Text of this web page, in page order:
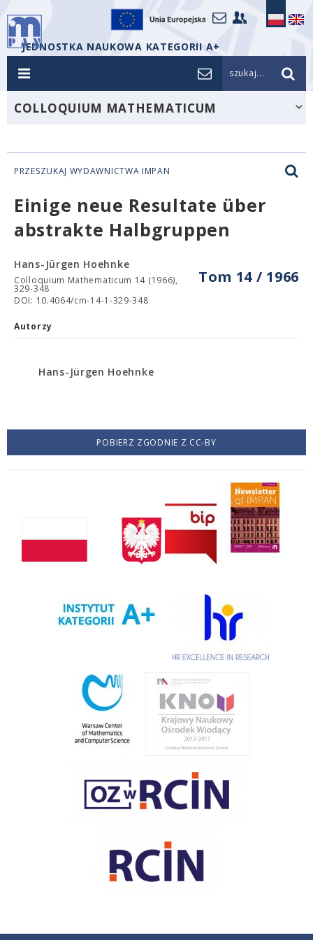
JEDNOSTKA NAUKOWA KATEGORII A+
szukaj...
COLLOQUIUM MATHEMATICUM
PRZESZUKAJ WYDAWNICTWA IMPAN
Einige neue Resultate über
abstrakte Halbgruppen
Tom 14 / 1966
Hans-Jürgen Hoehnke
Colloquium Mathematicum 14 (1966),
329-348
DOI: 10.4064/cm-14-1-329-348
Autorzy
Hans-Jürgen Hoehnke
POBIERZ ZGODNIE Z CC-BY